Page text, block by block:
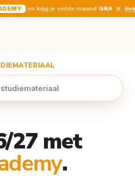
en krijg je eerste maand GRATIS
27 met
.